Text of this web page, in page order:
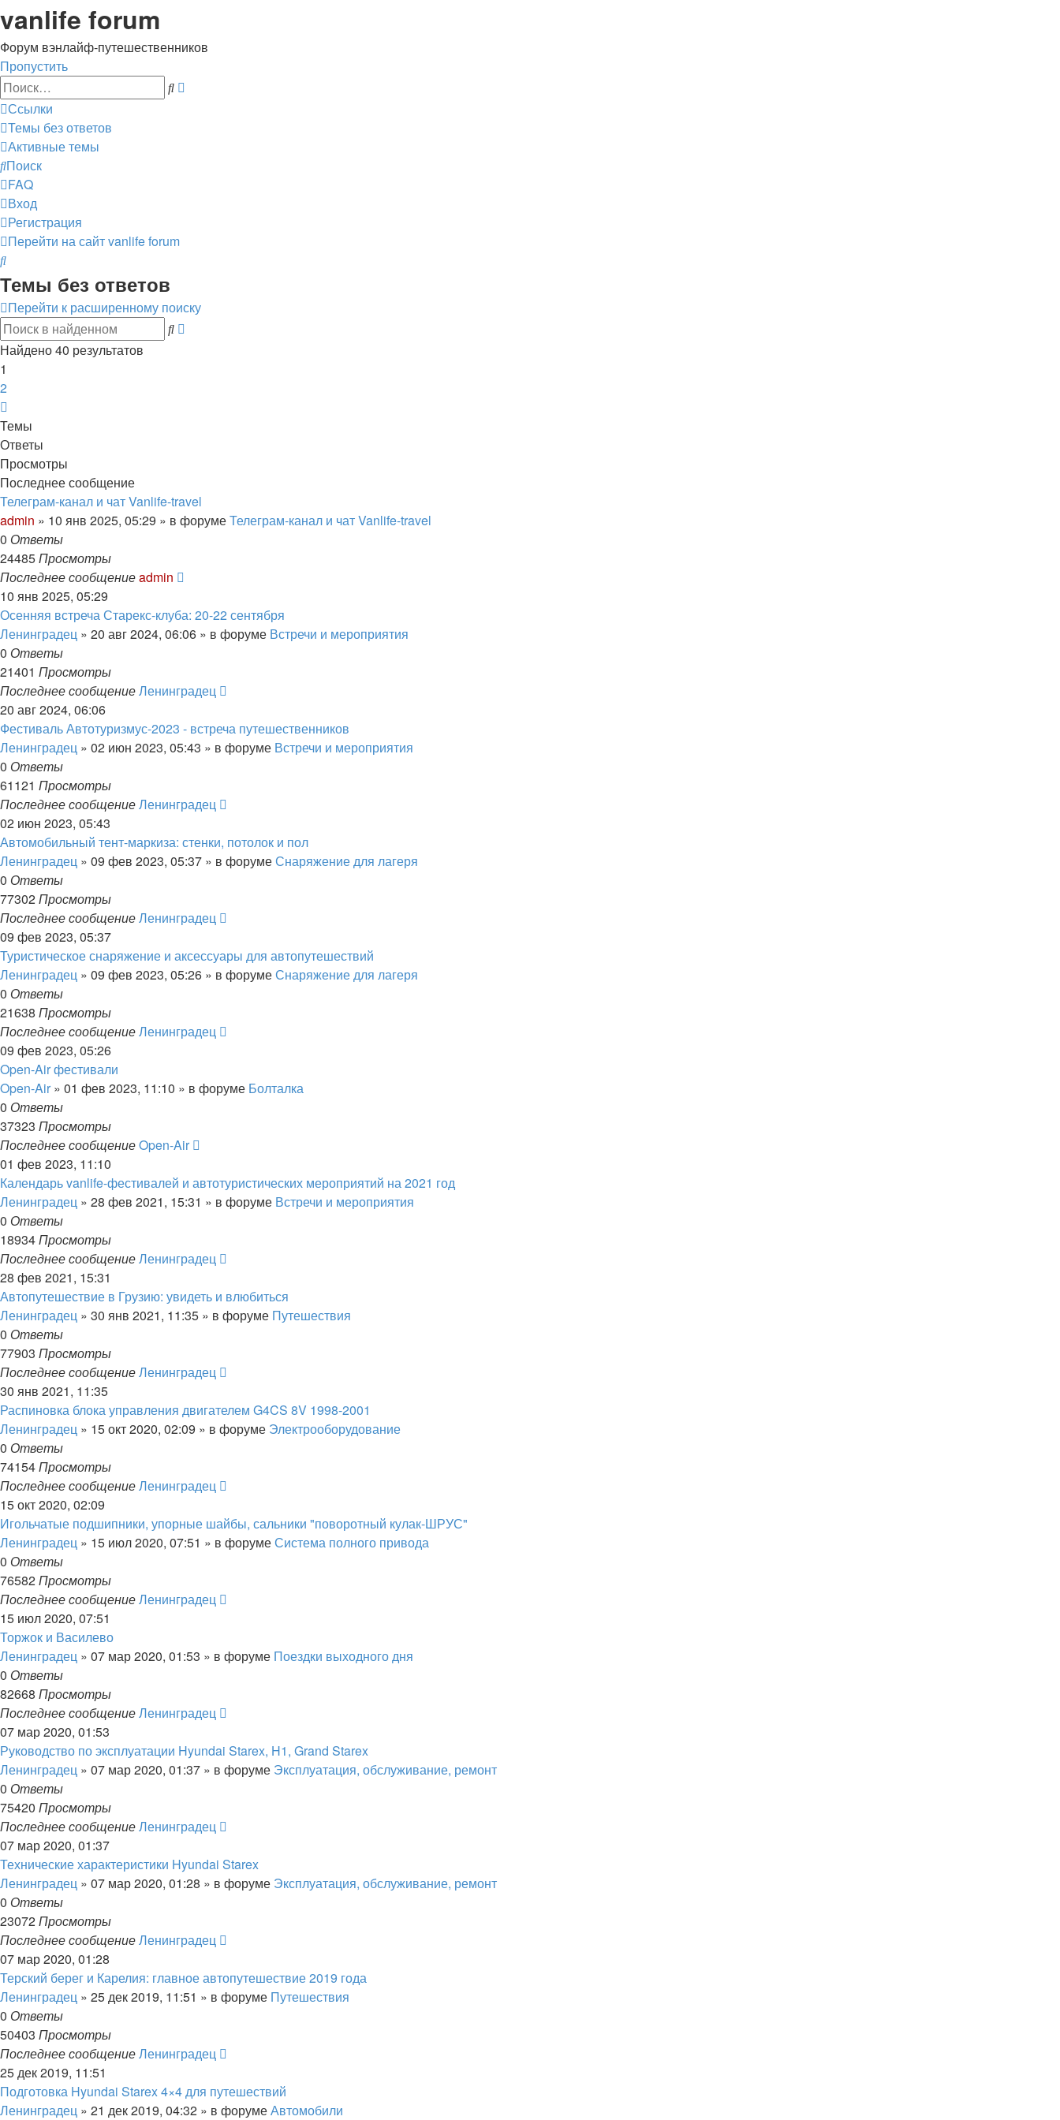
vanlife forum
Форум вэнлайф-путешественников
Пропустить
Поиск
Ссылки
Темы без ответов
Активные темы
Поиск
FAQ
Вход
Регистрация
Перейти на сайтvanlife forum
Поиск
Темы без ответов
Перейти к расширенному поиску
Поиск
Найдено 40 результатов
1
2
Темы
Ответы
Просмотры
Последнее сообщение
Телеграм-канал и чат Vanlife-travel
admin » 10 янв 2025, 05:29 » в форумеТелеграм-канал и чат Vanlife-travel
0 Ответы
24485Просмотры
Последнее сообщениеadmin
10 янв 2025, 05:29
Осенняя встреча Старекс-клуба: 20-22 сентября
Ленинградец » 20 авг 2024, 06:06 » в форуме Встречи и мероприятия
0 Ответы
21401 Просмотры
Последнее сообщениеЛенинградец
20 авг 2024, 06:06
Фестиваль Автотуризмус-2023 - встреча путешественников
Ленинградец » 02 июн 2023, 05:43 » в форуме Встречи и мероприятия
0 Ответы
61121 Просмотры
Последнее сообщениеЛенинградец
02 июн 2023, 05:43
Автомобильный тент-маркиза: стенки, потолок и пол
Ленинградец » 09 фев 2023, 05:37 » в форумеСнаряжение для лагеря
0 Ответы
77302Просмотры
Последнее сообщениеЛенинградец
09 фев 2023, 05:37
Туристическое снаряжение и аксессуары для автопутешествий
Ленинградец » 09 фев 2023, 05:26 » в форумеСнаряжение для лагеря
0 Ответы
21638 Просмотры
Последнее сообщениеЛенинградец
09 фев 2023, 05:26
Open-Air фестивали
Open-Air » 01 фев 2023, 11:10 » в форуме Болталка
0 Ответы
37323 Просмотры
Последнее сообщениеOpen-Air
01 фев 2023, 11:10
Календарь vanlife-фестивалей и автотуристических мероприятий на 2021 год
Ленинградец » 28 фев 2021, 15:31 » в форуме Встречи и мероприятия
0 Ответы
18934Просмотры
Последнее сообщениеЛенинградец
28 фев 2021, 15:31
Автопутешествие в Грузию: увидеть и влюбиться
Ленинградец » 30 янв 2021, 11:35 » в форуме Путешествия
0 Ответы
77903 Просмотры
Последнее сообщениеЛенинградец
30 янв 2021, 11:35
Распиновка блока управления двигателем G4CS 8V 1998-2001
Ленинградец » 15 окт 2020, 02:09 » в форуме Электрооборудование
0 Ответы
74154Просмотры
Последнее сообщениеЛенинградец
15 окт 2020, 02:09
Игольчатые подшипники, упорные шайбы, сальники "поворотный кулак-ШРУС"
Ленинградец » 15 июл 2020, 07:51 » в форумеСистема полного привода
0 Ответы
76582Просмотры
Последнее сообщениеЛенинградец
15 июл 2020, 07:51
Торжок и Василево
Ленинградец » 07 мар 2020, 01:53 » в форуме Поездки выходного дня
0 Ответы
82668 Просмотры
Последнее сообщениеЛенинградец
07 мар 2020, 01:53
Руководство по эксплуатации Hyundai Starex, H1, Grand Starex
Ленинградец » 07 мар 2020, 01:37 » в форуме Эксплуатация, обслуживание, ремонт
0 Ответы
75420 Просмотры
Последнее сообщениеЛенинградец
07 мар 2020, 01:37
Технические характеристики Hyundai Starex
Ленинградец » 07 мар 2020, 01:28 » в форуме Эксплуатация, обслуживание, ремонт
0 Ответы
23072Просмотры
Последнее сообщениеЛенинградец
07 мар 2020, 01:28
Терский берег и Карелия: главное автопутешествие 2019 года
Ленинградец » 25 дек 2019, 11:51 » в форуме Путешествия
0 Ответы
50403 Просмотры
Последнее сообщениеЛенинградец
25 дек 2019, 11:51
Подготовка Hyundai Starex 4×4 для путешествий
Ленинградец » 21 дек 2019, 04:32 » в форумеАвтомобили